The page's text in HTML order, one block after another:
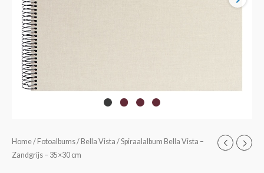
Home/ Fotoalbums/ Bella Vista / Spiraalalbum Bella Vista –
Zandgrijs – 35×30 cm
Spiraalalbum
Bella